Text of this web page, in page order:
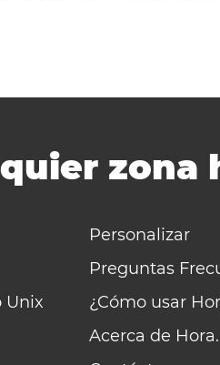
zona
Unix
Personalizar
Preguntas
¿Cómo usar
Acerca de